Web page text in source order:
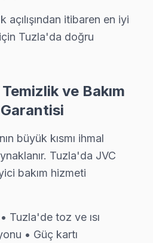
Arıza tipi, ekran boyutu ve
kartı, havale ve NFC ödeme
her fiyata 6 ay işçilik ve 1-2
ve Sonrası Destek
Belgesi - 1 Yıl Parça Güvencesi
tamir garantisi: 15 yıldır
6 ay — aynı JVC
Tuzla servisimizde orijinal veya
başlatma hatası arızası
söz konusu model servis
itibaren en iyi
Tuzla'da doğru
ve Bakım
büyük kısmı ihmal
Tuzla'da JVC
bakım hizmeti
Tuzla'de toz ve ısı
• Güç kartı